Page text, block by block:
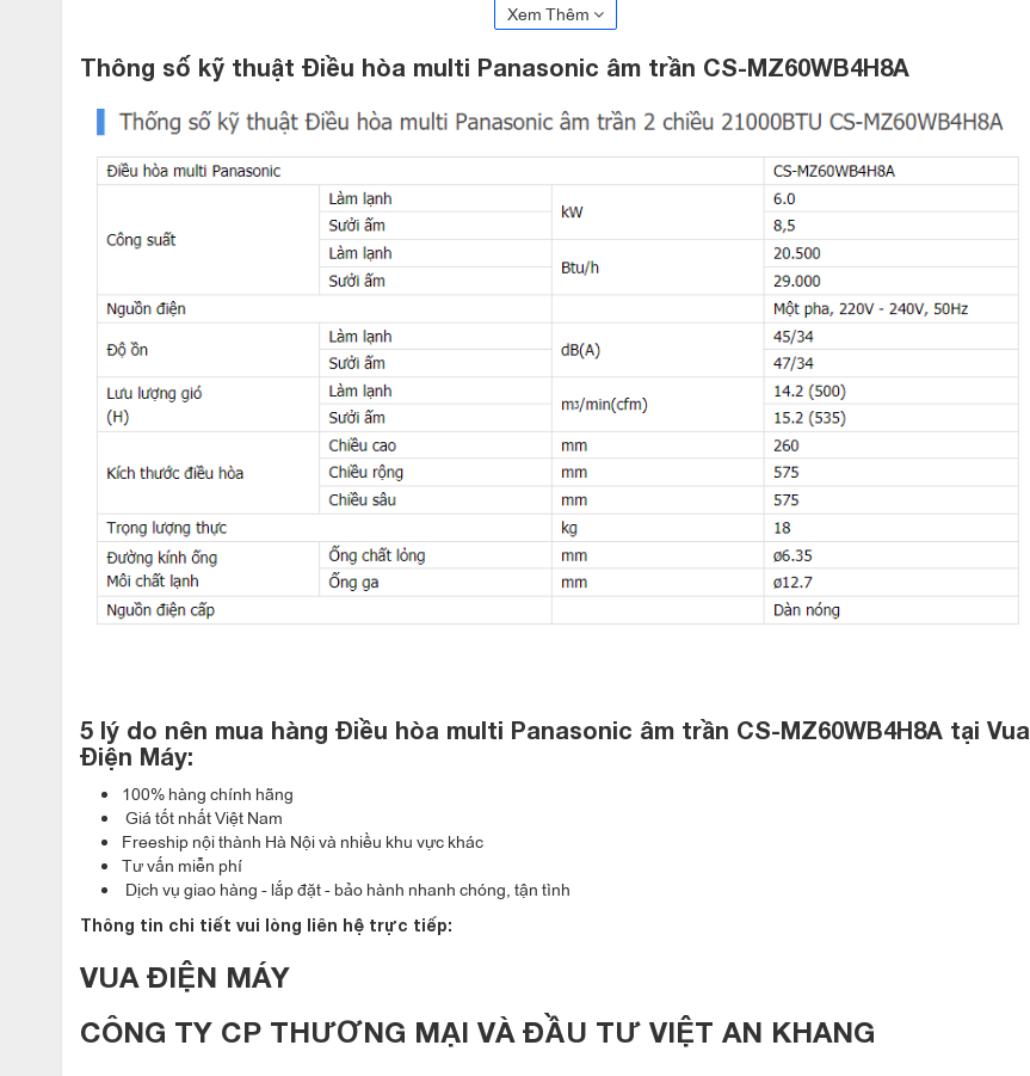
Điều hòa multi Panasonic âm trần CS-MZ60WB4H8A sở hữu thiết kế đơn giản,
phù hợp với nhiều không gian sống
Điều hòa Panasonic multi âm trần mặt nạ panel màu trắng thiết kế vuông mang đến không gian sống sang trọng, đẳng cấp.
Xem Thêm
Thông số kỹ thuật Điều hòa multi Panasonic âm trần CS-MZ60WB4H8A
5 lý do nên mua hàng Điều hòa multi Panasonic âm trần CS-MZ60WB4H8A tại Vua
Điện Máy:
100% hàng chính hãng
Giá tốt nhất Việt Nam
Freeship nội thành Hà Nội và nhiều khu vực khác
Tư vấn miễn phí
Dịch vụ giao hàng - lắp đặt - bảo hành nhanh chóng, tận tình
Thông tin chi tiết vui lòng liên hệ trực tiếp:
VUA ĐIỆN MÁY
CÔNG TY CP THƯƠNG MẠI VÀ ĐẦU TƯ VIỆT AN KHANG